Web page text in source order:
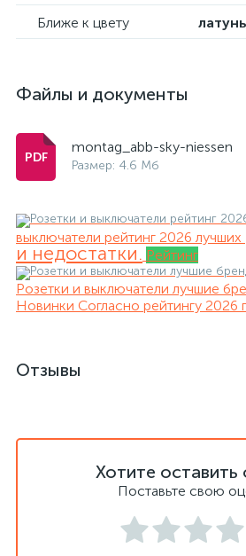
Ближе к цвету латунь
Файлы и документы
montag_abb-sky-niessen
Размер: 4.6 Мб
выключатели рейтинг 2026 лучших
и недостатки. Рейтинг
Розетки и выключатели лучшие
Новинки Согласно рейтингу 2026
Отзывы
Хотите оставить
Поставьте свою